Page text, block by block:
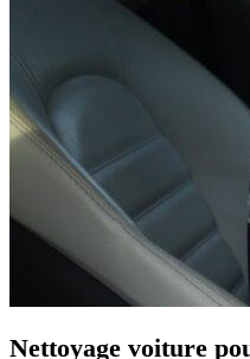
Nettoyage voiture